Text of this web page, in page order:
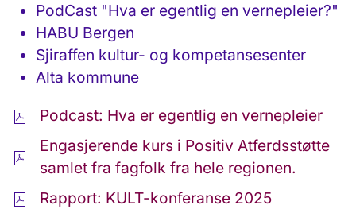
PodCast "Hva er egentlig en vernepleier?"
HABU Bergen
Sjiraffen kultur- og kompetansesenter
Alta kommune
Podcast: Hva er egentlig en vernepleier
Engasjerende kurs i Positiv Atferdsstøtte
samlet fra fagfolk fra hele regionen.
Rapport: KULT-konferanse 2025